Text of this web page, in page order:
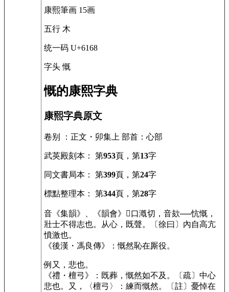
康熙筆画 15画
五行 木
统一码 U+6168
字头 慨
慨的康熙字典
康熙字典原文
卷别 ：正文・卯集上 部首 ：心部
武英殿刻本 ： 第953頁，第13字
同文書局本 ： 第399頁，第24字
標點整理本 ： 第344頁，第28字
音 《集韻》、《韻會》 𡘋口漑切，音欬──忼慨，
壯士不得志也。从心，既聲。〔徐曰〕內自高亢
憤激也。
《後漢・馮良傳》：慨然恥在厮役。
例 又，悲也。
《禮・檀弓》：既葬，慨然如不及。〔疏〕中心
悲也。又，〈檀弓〉：練而慨然。〔註〕憂悼在